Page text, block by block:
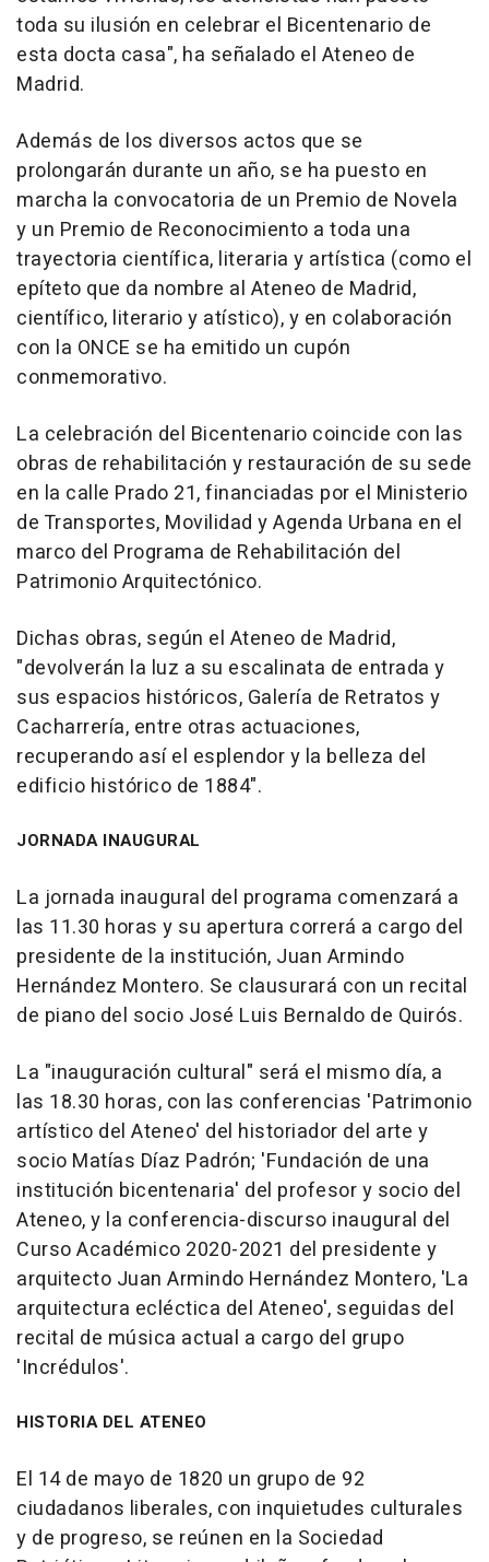
toda su ilusión en celebrar el Bicentenario de
esta docta casa", ha señalado el Ateneo de
Madrid.
Además de los diversos actos que se
prolongarán durante un año, se ha puesto en
marcha la convocatoria de un Premio de Novela
y un Premio de Reconocimiento a toda una
trayectoria científica, literaria y artística (como el
epíteto que da nombre al Ateneo de Madrid,
científico, literario y atístico), y en colaboración
con la ONCE se ha emitido un cupón
conmemorativo.
La celebración del Bicentenario coincide con las
obras de rehabilitación y restauración de su sede
en la calle Prado 21, financiadas por el Ministerio
de Transportes, Movilidad y Agenda Urbana en el
marco del Programa de Rehabilitación del
Patrimonio Arquitectónico.
Dichas obras, según el Ateneo de Madrid,
"devolverán la luz a su escalinata de entrada y
sus espacios históricos, Galería de Retratos y
Cacharrería, entre otras actuaciones,
recuperando así el esplendor y la belleza del
edificio histórico de 1884".
JORNADA INAUGURAL
La jornada inaugural del programa comenzará a
las 11.30 horas y su apertura correrá a cargo del
presidente de la institución, Juan Armindo
Hernández Montero. Se clausurará con un recital
de piano del socio José Luis Bernaldo de Quirós.
La "inauguración cultural" será el mismo día, a
las 18.30 horas, con las conferencias 'Patrimonio
artístico del Ateneo' del historiador del arte y
socio Matías Díaz Padrón; 'Fundación de una
institución bicentenaria' del profesor y socio del
Ateneo, y la conferencia-discurso inaugural del
Curso Académico 2020-2021 del presidente y
arquitecto Juan Armindo Hernández Montero, 'La
arquitectura ecléctica del Ateneo', seguidas del
recital de música actual a cargo del grupo
'Incrédulos'.
HISTORIA DEL ATENEO
El 14 de mayo de 1820 un grupo de 92
ciudadanos liberales, con inquietudes culturales
y de progreso, se reúnen en la Sociedad